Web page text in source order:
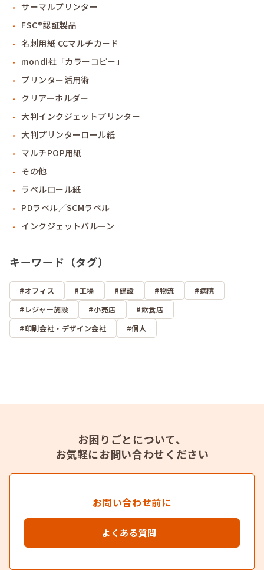
サーマルプリンター
FSC®認証製品
名刺用紙 CCマルチカード
mondi社「カラーコピー」
プリンター活用術
クリアーホルダー
大判インクジェットプリンター
大判プリンターロール紙
マルチPOP用紙
その他
ラベルロール紙
PDラベル／SCMラベル
インクジェットバルーン
キーワード（タグ）
オフィス 工場 建設 物流
病院
レジャー施設
小売店
飲食店
印刷会社・デザイン会社
個人
お困りごとについて、
お気軽にお問い合わせください
お問い合わせ前に
よくある質問